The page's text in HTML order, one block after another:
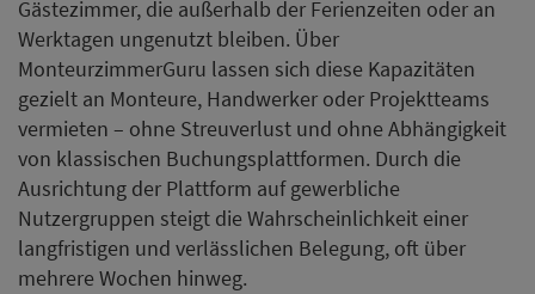
Gästezimmer, die außerhalb der Ferienzeiten oder an
Werktagen ungenutzt bleiben. Über
MonteurzimmerGuru lassen sich diese Kapazitäten
gezielt an Monteure, Handwerker oder Projektteams
vermieten – ohne Streuverlust und ohne Abhängigkeit
von klassischen Buchungsplattformen. Durch die
Ausrichtung der Plattform auf gewerbliche
Nutzergruppen steigt die Wahrscheinlichkeit einer
langfristigen und verlässlichen Belegung, oft über
mehrere Wochen hinweg.